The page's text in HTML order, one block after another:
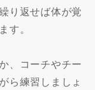
り返せば体が覚
す。
、コーチやチー
ら練習しましょ